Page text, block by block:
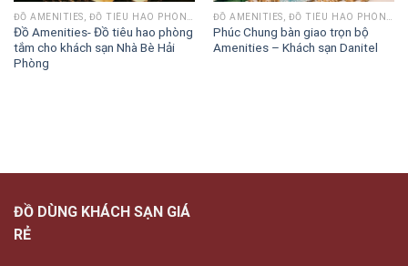
Đồ Amenities- Đồ tiêu hao phòng
tắm cho khách sạn Nhà Bè Hải
Phòng
Phúc Chung bàn giao trọn bộ
Amenities – Khách sạn Danitel
ĐỒ DÙNG KHÁCH SẠN GIÁ
RẺ